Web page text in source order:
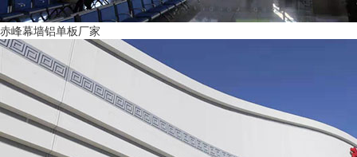
赤峰幕墙铝单板厂家